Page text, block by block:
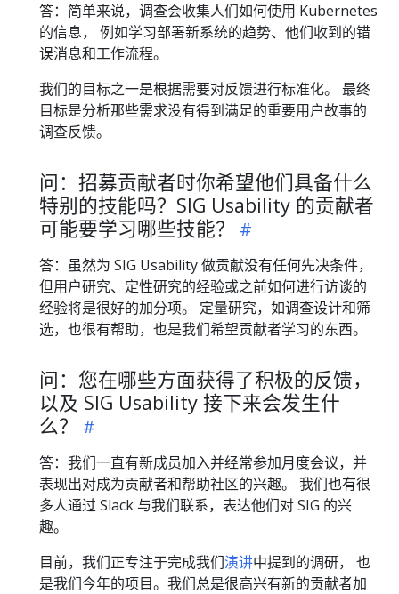
答：简单来说，调查会收集人们如何使用 Kubernetes
的信息， 例如学习部署新系统的趋势、他们收到的错
误消息和工作流程。
我们的目标之一是根据需要对反馈进行标准化。 最终
目标是分析那些需求没有得到满足的重要用户故事的
调查反馈。
问：招募贡献者时你希望他们具备什么
特别的技能吗？SIG Usability 的贡献者
可能要学习哪些技能？
答：虽然为 SIG Usability 做贡献没有任何先决条件，
但用户研究、定性研究的经验或之前如何进行访谈的
经验将是很好的加分项。 定量研究，如调查设计和筛
选，也很有帮助，也是我们希望贡献者学习的东西。
问：您在哪些方面获得了积极的反馈，
以及 SIG Usability 接下来会发生什
么？
答：我们一直有新成员加入并经常参加月度会议，并
表现出对成为贡献者和帮助社区的兴趣。 我们也有很
多人通过 Slack 与我们联系，表达他们对 SIG 的兴
趣。
目前，我们正专注于完成我们演讲中提到的调研， 也
是我们今年的项目。我们总是很高兴有新的贡献者加